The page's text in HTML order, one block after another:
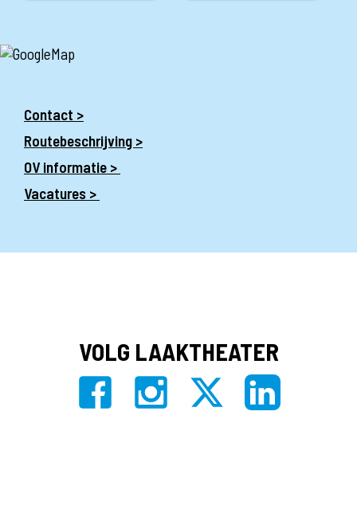
Contact >
Routebeschrijving >
OV informatie >
Vacatures >
VOLG LAAKTHEATER